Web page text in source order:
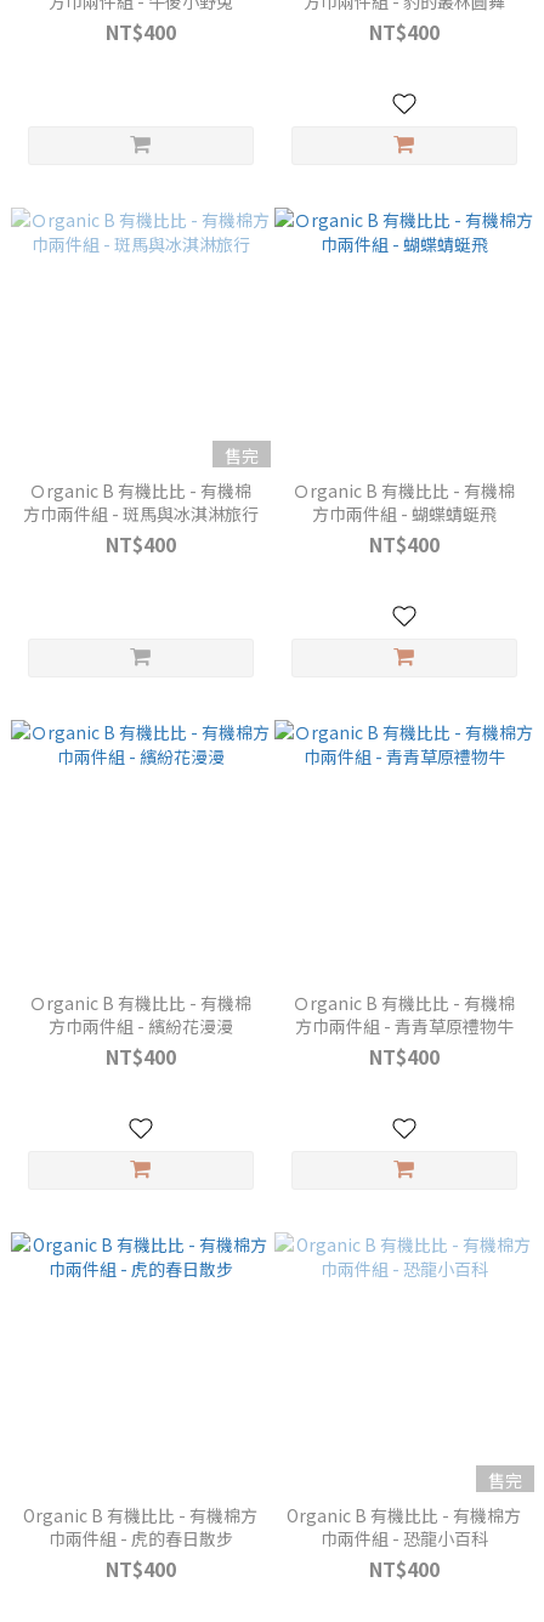
NT$400 NT$400
售完
Ｏrganic B 有機比比 - 有機棉
方巾兩件組 - 斑馬與冰淇淋旅行
NT$400
Ｏrganic B 有機比比 - 有機棉
方巾兩件組 - 蝴蝶蜻蜓飛
NT$400
Ｏrganic B 有機比比 - 有機棉
方巾兩件組 - 繽紛花漫漫
NT$400
Ｏrganic B 有機比比 - 有機棉
方巾兩件組 - 青青草原禮物牛
NT$400
Organic B 有機比比 - 有機棉方
巾兩件組 - 虎的春日散步
NT$400
售完
Organic B 有機比比 - 有機棉方
巾兩件組 - 恐龍小百科
NT$400